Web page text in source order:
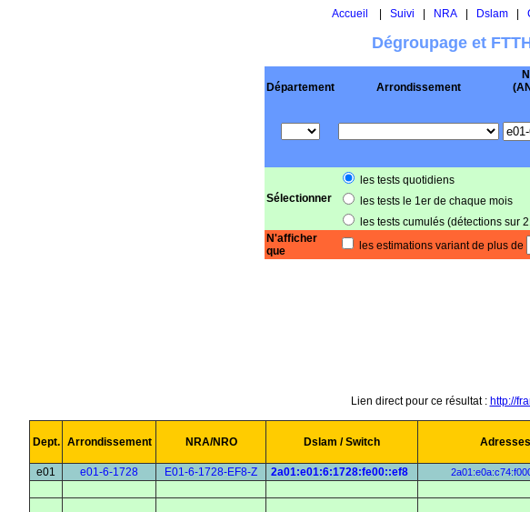
Accueil Suivi NRA| Dslam|
Dégroupage et
Département Arrondissement
Sélectionner
les tests quotidiens
les tests le 1er de chaque mois
les tests cumulés (détections sur
N'afficher
que
les estimations variant de plus de
Lien direct pour ce résultat : http://
Dept. Arrondissement NRA/NRO Dslam / Switch
e01
e01-6-1728 E01-6-1728-EF8-Z 2a01:e01:6:1728:fe00::ef8